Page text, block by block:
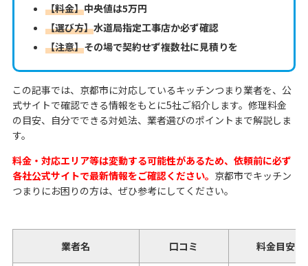
【料金】中央値は5万円
【選び方】水道局指定工事店か必ず確認
【注意】その場で契約せず複数社に見積りを
この記事では、京都市に対応しているキッチンつまり業者を、公
式サイトで確認できる情報をもとに5社ご紹介します。修理料金
の目安、自分でできる対処法、業者選びのポイントまで解説しま
す。
料金・対応エリア等は変動する可能性があるため、依頼前に必ず
各社公式サイトで最新情報をご確認ください。 京都市でキッチン
つまりにお困りの方は、ぜひ参考にしてください。
業者名 口コミ 料金目安